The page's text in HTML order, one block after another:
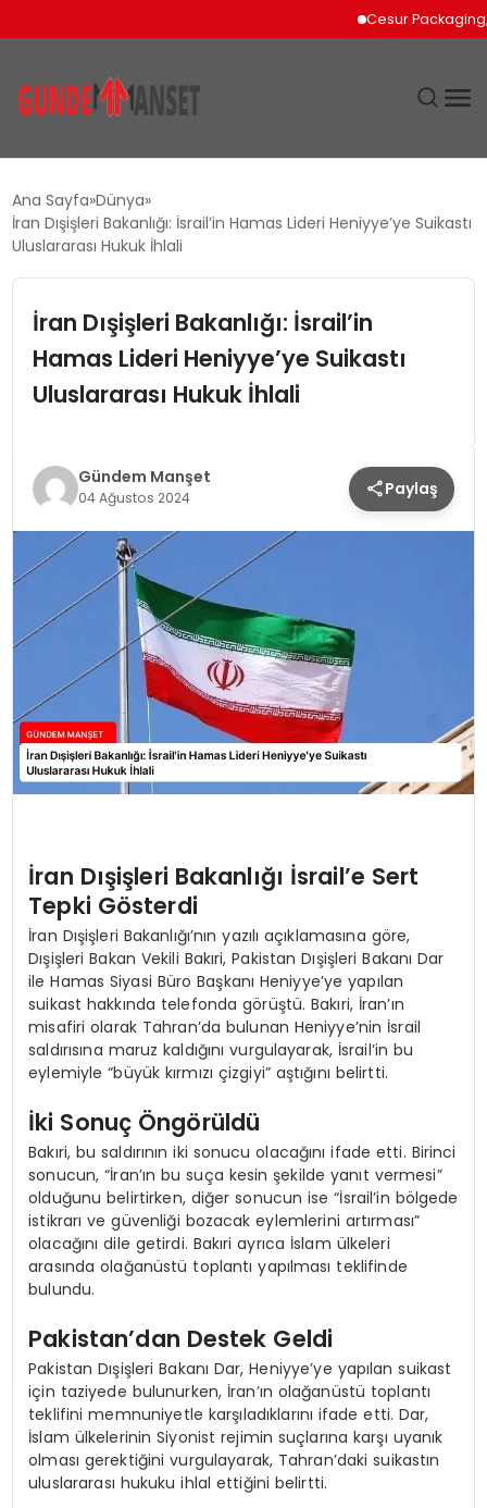
Cesur Packaging,
DÜNYA
SPOR
YAŞAM
Ana Sayfa Dünya
İran Dışişleri Bakanlığı: İsrail’in Hamas Lideri Heniyye’ye Suikastı
Uluslararası Hukuk İhlali
İran Dışişleri Bakanlığı: İsrail’in
Hamas Lideri Heniyye’ye Suikastı
Uluslararası Hukuk İhlali
Gündem Manşet
04 Ağustos 2024 Paylaş
İran Dışişleri Bakanlığı İsrail’e Sert
Tepki Gösterdi
İran Dışişleri Bakanlığı’nın yazılı açıklamasına göre,
Dışişleri Bakan Vekili Bakıri, Pakistan Dışişleri Bakanı Dar
ile Hamas Siyasi Büro Başkanı Heniyye’ye yapılan
suikast hakkında telefonda görüştü. Bakıri, İran’ın
misafiri olarak Tahran’da bulunan Heniyye’nin İsrail
saldırısına maruz kaldığını vurgulayarak, İsrail’in bu
eylemiyle “büyük kırmızı çizgiyi” aştığını belirtti.
İki Sonuç Öngörüldü
Bakıri, bu saldırının iki sonucu olacağını ifade etti. Birinci
sonucun, “İran’ın bu suça kesin şekilde yanıt vermesi”
olduğunu belirtirken, diğer sonucun ise “İsrail’in bölgede
istikrarı ve güvenliği bozacak eylemlerini artırması”
olacağını dile getirdi. Bakıri ayrıca İslam ülkeleri
arasında olağanüstü toplantı yapılması teklifinde
bulundu.
Pakistan’dan Destek Geldi
Pakistan Dışişleri Bakanı Dar, Heniyye’ye yapılan suikast
için taziyede bulunurken, İran’ın olağanüstü toplantı
teklifini memnuniyetle karşıladıklarını ifade etti. Dar,
İslam ülkelerinin Siyonist rejimin suçlarına karşı uyanık
olması gerektiğini vurgulayarak, Tahran’daki suikastın
uluslararası hukuku ihlal ettiğini belirtti.